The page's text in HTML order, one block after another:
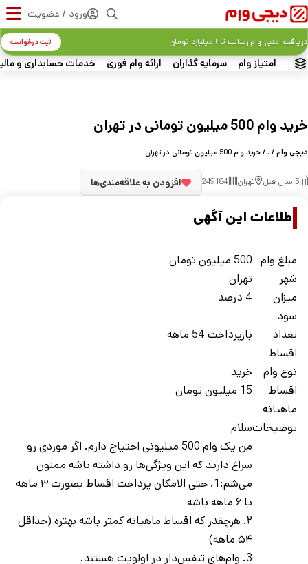
ورود / عضویت
امتیاز وام سرمایه گذاران ارائه وام فوری خدمات حسابداری و
دریافت امتیاز وام رسالت تا ۱ میلیارد تومان ثبت درخواست
خرید وام 500 میلیون تومانی در تهران
دیجی وام/
. / خرید وام 500 میلیون تومانی در تهران
5 سال قبل تهران 249184 افزودن به علاقه‌مندی‌ها
اطلاعات این آگهی
مبلغ وام 500 میلیون تومان
شهر
تهران
ميزان
سود
4 درصد
تعداد
اقساط
بازپرداخت 54 ماهه
نوع وام
خرید
اقساط
ماهيانه
15 میلیون تومان
توضيحاتسلام
من یک وام 500 میلیونی احتیاج دارم. اگر موردی رو
سراغ دارید که این ویژگی‌ها رو داشته باشه ممنون
می‌شم:1. حتی الامکان پرداخت اقساط بصورت ۳ ماهه
یا ۶ ماهه باشه
۲. هرچقدر که اقساط ماهیانه کمتر باشه بهتره (حداقل
۵۴ ماهه)
3. وام‌های تنفس‌دار در اولویت هستند.